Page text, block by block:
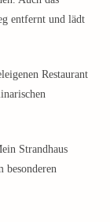
entfernt und lädt
Restaurant
Strandhaus
besonderen